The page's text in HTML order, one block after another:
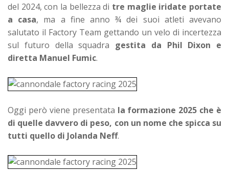
del 2024, con la bellezza di tre maglie iridate portate
a casa, ma a fine anno ¾ dei suoi atleti avevano
salutato il Factory Team gettando un velo di incertezza
sul futuro della squadra gestita da Phil Dixon e
diretta Manuel Fumic.
Oggi però viene presentata la formazione 2025 che è
di quelle davvero di peso, con un nome che spicca su
tutti quello di Jolanda Neff.